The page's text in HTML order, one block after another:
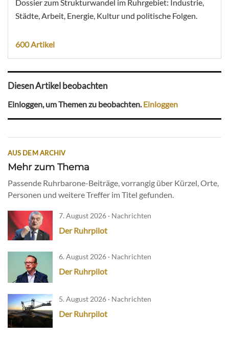
Dossier zum Strukturwandel im Ruhrgebiet: Industrie,
Städte, Arbeit, Energie, Kultur und politische Folgen.
600 Artikel
Diesen Artikel beobachten
Einloggen, um Themen zu beobachten.Einloggen
AUS DEM ARCHIV
Mehr zum Thema
Passende Ruhrbarone-Beiträge, vorrangig über Kürzel, Orte,
Personen und weitere Treffer im Titel gefunden.
7. August 2026 · Nachrichten
Der Ruhrpilot
6. August 2026 · Nachrichten
Der Ruhrpilot
5. August 2026 · Nachrichten
Der Ruhrpilot